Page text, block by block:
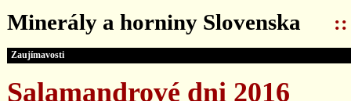
Minerály a horniny Slovenska ::
Zaujímavosti
Salamandrové dni 2016